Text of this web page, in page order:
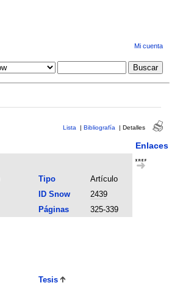
Mi cuenta
Lista | Bibliografía | Detalles
Enlaces
Tipo
Artículo
ID Snow
2439
Páginas
325-339
Tesis